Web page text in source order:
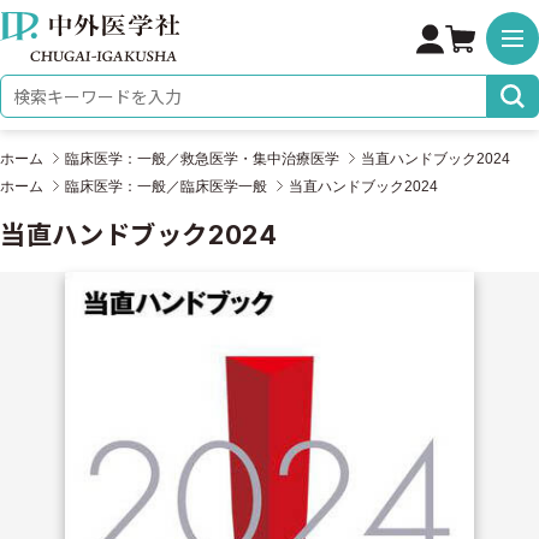
株式会社 中外医学社
検索キーワード
ホーム 臨床医学：一般／救急医学・集中治療医学
当直ハンドブック2024
ホーム
臨床医学：一般／臨床医学一般 当直ハンドブック2024
当直ハンドブック2024